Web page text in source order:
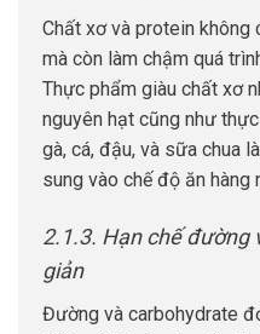
Chất xơ và protein không
mà còn làm chậm quá
Thực phẩm giàu chất xơ
nguyên hạt cũng như
gà, cá, đậu, và sữa chua
sung vào chế độ ăn hàng
2.1.3. Hạn chế đường
giản
Đường và carbohydrate